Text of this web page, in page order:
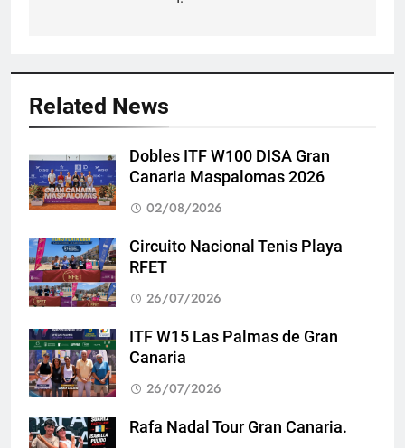
Related News
Dobles ITF W100 DISA Gran
Canaria Maspalomas 2026
02/08/2026
Circuito Nacional Tenis Playa
RFET
26/07/2026
ITF W15 Las Palmas de Gran
Canaria
26/07/2026
Rafa Nadal Tour Gran Canaria.